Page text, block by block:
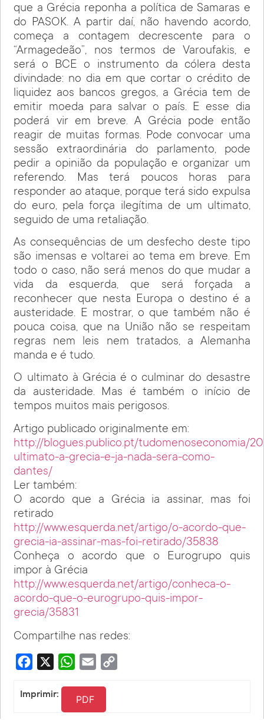
que a Grécia reponha a política de Samaras e
do PASOK. A partir daí, não havendo acordo,
começa a contagem decrescente para o
“Armagedeão”, nos termos de Varoufakis, e
será o BCE o instrumento da cólera desta
divindade: no dia em que cortar o crédito de
liquidez aos bancos gregos, a Grécia tem de
emitir moeda para salvar o país. E esse dia
poderá vir em breve. A Grécia pode então
reagir de muitas formas. Pode convocar uma
sessão extraordinária do parlamento, pode
pedir a opinião da população e organizar um
referendo. Mas terá poucos horas para
responder ao ataque, porque terá sido expulsa
do euro, pela força ilegítima de um ultimato,
seguido de uma retaliação.
As consequências de um desfecho deste tipo
são imensas e voltarei ao tema em breve. Em
todo o caso, não será menos do que mudar a
vida da esquerda, que será forçada a
reconhecer que nesta Europa o destino é a
austeridade. E mostrar, o que também não é
pouca coisa, que na União não se respeitam
regras nem leis nem tratados, a Alemanha
manda e é tudo.
O ultimato à Grécia é o culminar do desastre
da austeridade. Mas é também o início de
tempos muitos mais perigosos.
Artigo publicado originalmente em:
http://blogues.publico.pt/tudomenoseconomia/
ultimato-a-grecia-e-ja-nada-sera-como-
dantes/
Ler também:
O acordo que a Grécia ia assinar, mas foi
retirado
http://www.esquerda.net/artigo/o-acordo-que-
grecia-ia-assinar-mas-foi-retirado/35838
Conheça o acordo que o Eurogrupo quis
impor à Grécia
http://www.esquerda.net/artigo/conheca-o-
acordo-que-o-eurogrupo-quis-impor-
grecia/35831
Compartilhe nas redes:
Facebook WhatsApp
Email
Imprimir: PDF